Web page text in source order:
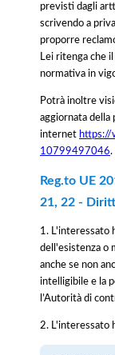
previsti dagli
scrivendo a
proporre
Lei ritenga che
normativa in
Potrà inoltre
aggiornata della
internet https://
10799497046.
Reg.to UE
21, 22 -
1. L'interessato
dell'esistenza o
anche se non
intelligibile e la
l’Autorità di
2. L'interessato